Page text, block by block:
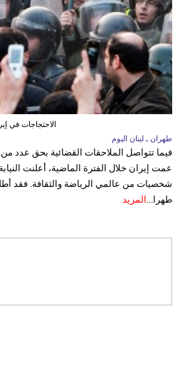
الاحتجاجات في
طهران ـ لبنان اليوم
فيما تتواصل الملاحقات القضائية بحق عدد
عمت إيران خلال الفترة الماضية، أعلنت
شخصيات من عالمي الرياضة والثقافة. فقد
طهرا... المزيد